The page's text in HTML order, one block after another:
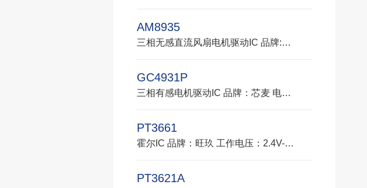
AM8935
三相无感直流风扇电机驱动IC 品牌:晶致 工作电压:3V-16V 峰值电流:1200mA 工作温度:-40℃~95°C 封装:DFN 5x4-14L 产品应用:显卡风扇/水冷散热泵/扫地机器人
GC4931P
三相有感电机驱动IC 品牌：芯麦 电压(V):4.7~36V 最大电流(mA):MOS外置 工作温度(C):-40+150°C 封装:QFN28 应用：筋膜枪电机、扫地机器人电机、吸尘器电机、齿轮箱减速电机
PT3661
霍尔IC 品牌：旺玖 工作电压：2.4V-5.0V 微功率：（5~7uW（典型值）：Vcc=3.0V） 工作温度：-40°C-85°C 封装：VQFN32V 应用：盖探测器、电池供电、手持设备、扫地机器人
PT3621A